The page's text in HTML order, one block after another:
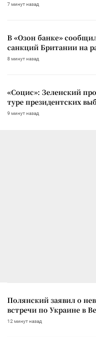
7 минут назад
В «Озон банке»
санкций Британии на
8 минут назад
«Социс»: Зеленский
туре президентских
9 минут назад
Полянский заявил о
встречи по Украине в
12 минут назад